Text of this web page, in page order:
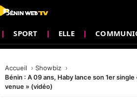
SPORT ELLE
Accueil
Showbiz
Bénin : A 09 ans, Haby lance son 1er single
venue » (vidéo)